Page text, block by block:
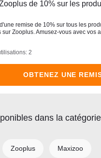
de 10% sur les
remise de 10% sur tous les
Zooplus. Amusez-vous avec vos
2
OBTENEZ UNE
dans la
Zooplus Maxizoo